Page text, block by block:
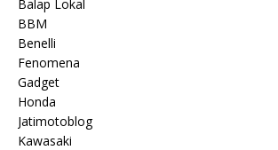
Balap Lokal
BBM
Benelli
Fenomena
Gadget
Honda
Jatimotoblog
Kawasaki